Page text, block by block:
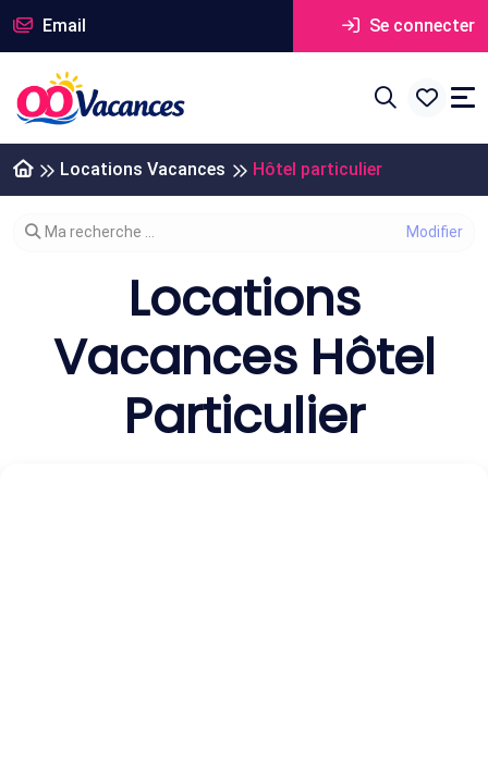
Email Se connecter
Locations Vacances Hôtel particulier
Modifier votre recherche
Ma recherche ...
Locations
Vacances Hôtel
Particulier